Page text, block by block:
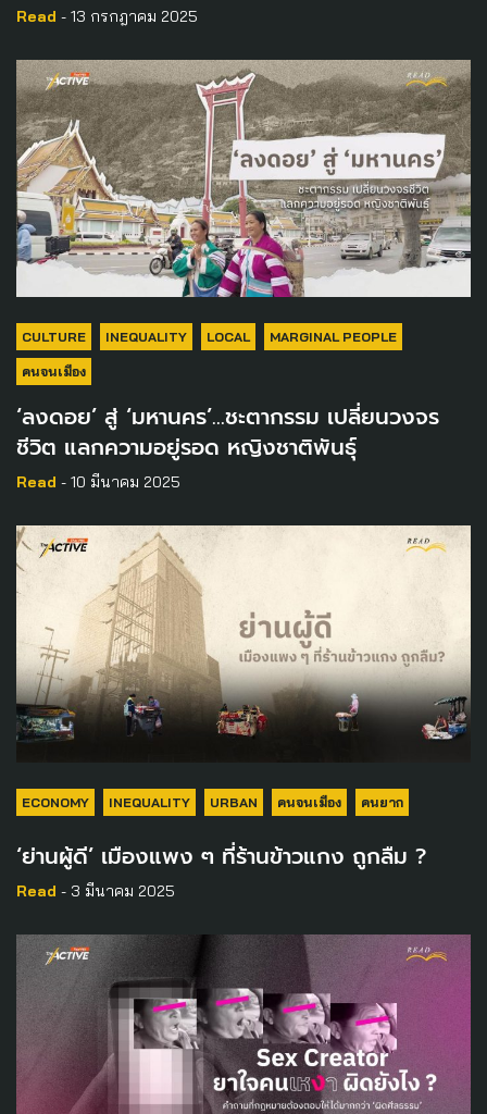
Read - 13 กรกฎาคม 2025
CULTURE INEQUALITY LOCAL MARGINAL PEOPLE
คนจนเมือง
‘ลงดอย’ สู่ ‘มหานคร’…ชะตากรรม เปลี่ยนวงจร
ชีวิต แลกความอยู่รอด หญิงชาติพันธุ์
Read - 10 มีนาคม 2025
ECONOMY INEQUALITY URBAN คนจนเมือง คนยาก
‘ย่านผู้ดี’ เมืองแพง ๆ ที่ร้านข้าวแกง ถูกลืม ?
Read - 3 มีนาคม 2025